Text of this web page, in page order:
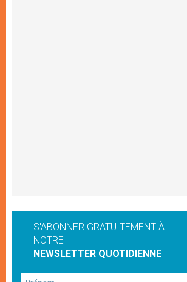
S'ABONNER GRATUITEMENT À
NOTRE
NEWSLETTER QUOTIDIENNE